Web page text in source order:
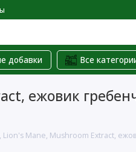
добавки Все
ежовик
Mane, Mushroom Extract,